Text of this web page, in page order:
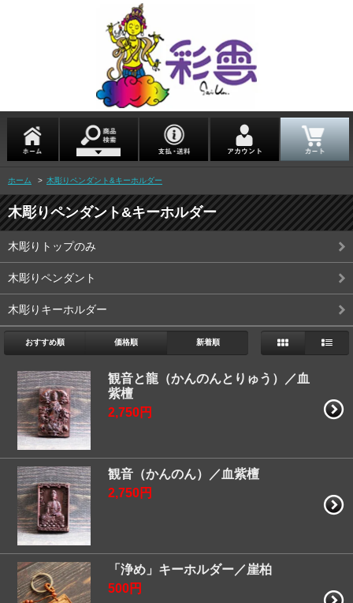
ホーム > 木彫りペンダント&キーホルダー
木彫りペンダント&キーホルダー
木彫りトップのみ
木彫りペンダント
木彫りキーホルダー
おすすめ順 価格順 新着順
観音と龍（かんのんとりゅう）／血
紫檀
2,750円
観音（かんのん）／血紫檀
2,750円
「浄め」キーホルダー／崖柏
500円